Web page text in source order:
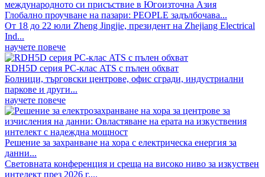
Глобално проучване на пазари: PEOPLE задълбочава...
От 18 до 22 юли Zheng Jingjie, президент на Zhejiang Electrical
Ind...
научете повече
RDH5D серия PC-клас ATS с пълен обхват
Болници, търговски центрове, офис сгради, индустриални
паркове и други...
научете повече
Решение за захранване на хора с електрическа енергия за
данни...
Световната конференция и среща на високо ниво за изкуствен
интелект през 2026 г....